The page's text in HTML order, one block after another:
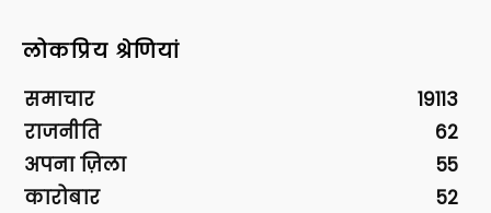
लोकप्रिय श्रेणियां
समाचार
19113
राजनीति
62
अपना ज़िला
55
कारोबार
52